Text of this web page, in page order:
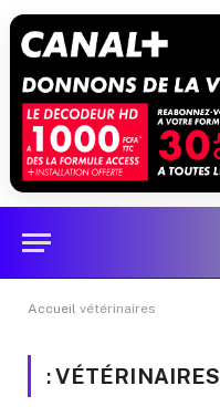
Accueil vétérinaires
:VÉTÉRINAIRES